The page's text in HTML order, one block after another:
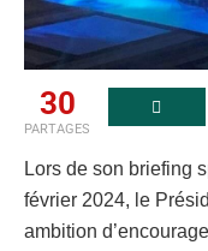
30
PARTAGES
Lors de son briefing
février 2024, le
ambition